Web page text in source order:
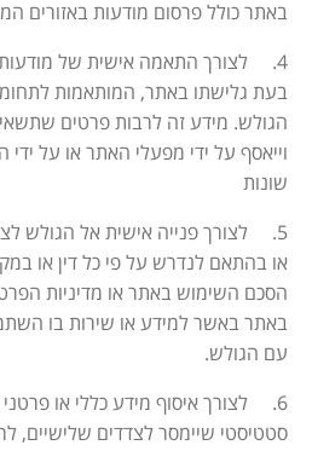
באתר כולל פרסום מודעות באזורים
4. לצורך התאמה אישית של מודעות
בעת גלישתו באתר, המותאמות
הגולש. מידע זה לרבות פרטים
וייאסף על ידי מפעלי האתר או על
שונות
5. לצורך פנייה אישית אל הגולש
או בהתאם לנדרש על פי כל דין או
הסכם השימוש באתר או מדיניות
באתר באשר למידע או שירות בו
עם הגולש.
6. לצורך איסוף מידע כללי או פרטני
סטטיסטי שיימסר לצדדים שלישיים,